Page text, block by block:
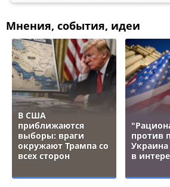
Мнения, события, идеи
В США
приближаются
выборы: враги
окружают Трампа со
всех сторон
против
в